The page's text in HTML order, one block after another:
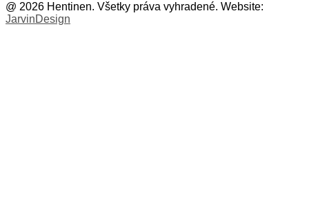
@ 2026 Hentinen. Všetky práva vyhradené. Website:
JarvinDesign